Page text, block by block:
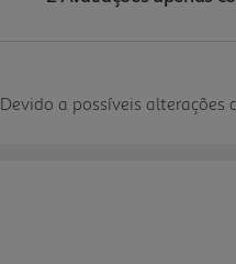
Devido a possíveis alterações